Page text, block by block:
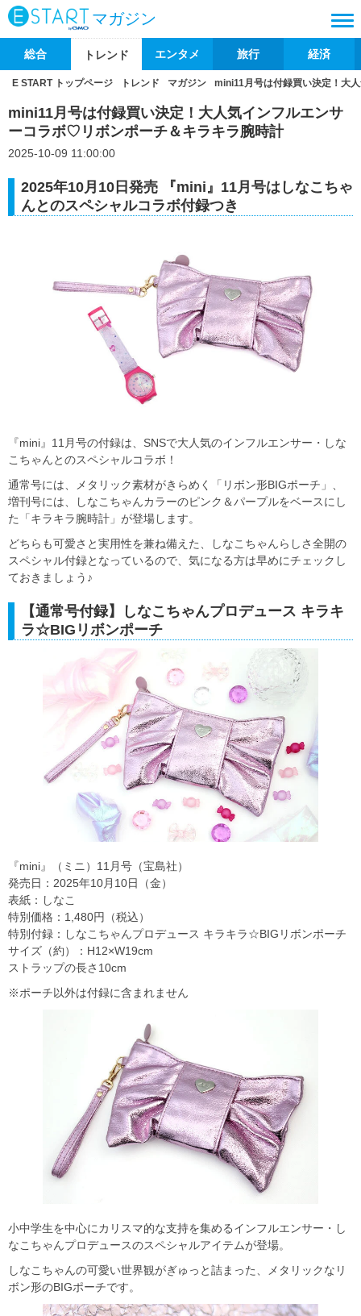
マガジン
総合 トレンド エンタメ 旅行 経済
E START トップページ トレンド マガジン mini11月号は付録買い決定！大
mini11月号は付録買い決定！大人気インフルエンサ
ーコラボ♡リボンポーチ＆キラキラ腕時計
2025-10-09 11:00:00
2025年10月10日発売 『mini』11月号はしなこちゃ
んとのスペシャルコラボ付録つき
『mini』11月号の付録は、SNSで大人気のインフルエンサー・しな
こちゃんとのスペシャルコラボ！
通常号には、メタリック素材がきらめく「リボン形BIGポーチ」、
増刊号には、しなこちゃんカラーのピンク＆パープルをベースにし
た「キラキラ腕時計」が登場します。
どちらも可愛さと実用性を兼ね備えた、しなこちゃんらしさ全開の
スペシャル付録となっているので、気になる方は早めにチェックし
ておきましょう♪
【通常号付録】しなこちゃんプロデュース キラキ
ラ☆BIGリボンポーチ
『mini』（ミニ）11月号（宝島社）
発売日：2025年10月10日（金）
表紙：しなこ
特別価格：1,480円（税込）
特別付録：しなこちゃんプロデュース キラキラ☆BIGリボンポーチ
サイズ（約）：H12×W19cm
ストラップの長さ10cm
※ポーチ以外は付録に含まれません
小中学生を中心にカリスマ的な支持を集めるインフルエンサー・し
なこちゃんプロデュースのスペシャルアイテムが登場。
しなこちゃんの可愛い世界観がぎゅっと詰まった、メタリックなリ
ボン形のBIGポーチです。